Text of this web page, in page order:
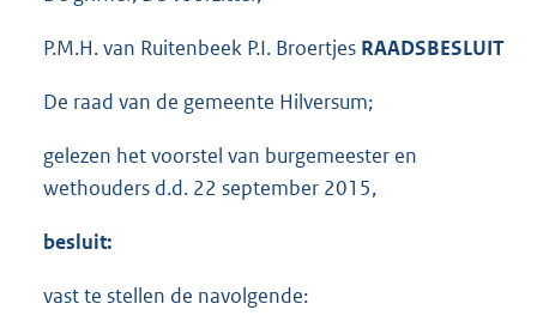
P.M.H. van Ruitenbeek P.I. Broertjes RAADSBESLUIT
De raad van de gemeente Hilversum;
gelezen het voorstel van burgemeester en
wethouders d.d. 22 september 2015,
besluit:
vast te stellen de navolgende: